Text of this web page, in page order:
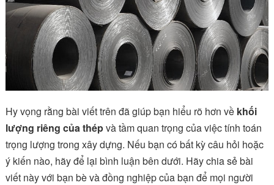
Hy vọng rằng bài viết trên đã giúp bạn hiểu rõ hơn vềkhối
lượng riêng của thépvà tầm quan trọng của việc tính toán
trọng lượng trong xây dựng. Nếu bạn có bất kỳ câu hỏi hoặc
ý kiến nào, hãy để lại bình luận bên dưới. Hãy chia sẻ bài
viết này với bạn bè và đồng nghiệp của bạn để mọi người